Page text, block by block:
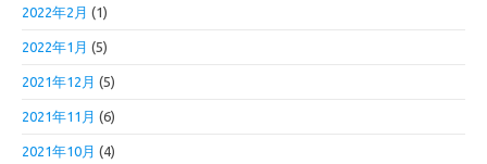
2022年2月 (1)
2022年1月 (5)
2021年12月 (5)
2021年11月 (6)
2021年10月 (4)